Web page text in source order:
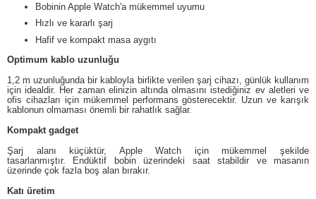
Bobinin Apple Watch'a mükemmel uyumu
Hızlı ve kararlı şarj
Hafif ve kompakt masa aygıtı
Optimum kablo uzunluğu
1,2 m uzunluğunda bir kabloyla birlikte verilen şarj cihazı, günlük kullanım
için idealdir.
Her zaman elinizin altında olmasını istediğiniz ev aletleri ve
ofis cihazları için mükemmel performans gösterecektir.
Uzun ve karışık
kablonun olmaması önemli bir rahatlık sağlar.
Kompakt gadget
Şarj alanı küçüktür, Apple Watch için mükemmel şekilde
tasarlanmıştır.
Endüktif bobin üzerindeki saat stabildir ve masanın
üzerinde çok fazla boş alan bırakır.
Katı üretim